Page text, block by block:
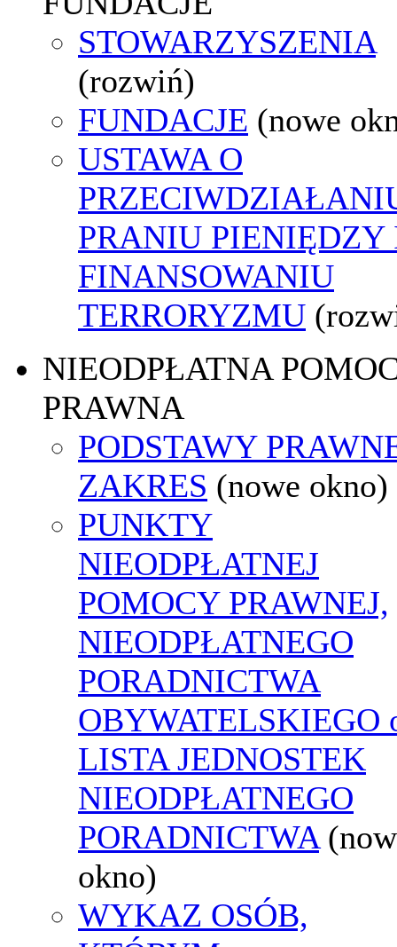
STOWARZYSZENIA
(rozwiń)
FUNDACJE (nowe
USTAWA O
PRANIU PIENIĘDZY
FINANSOWANIU
TERRORYZMU
NIEODPŁATNA
PRAWNA
PODSTAWY
ZAKRES (nowe okno)
PUNKTY
NIEODPŁATNEJ
POMOCY PRAWNEJ,
NIEODPŁATNEGO
PORADNICTWA
OBYWATELSKIEGO
LISTA JEDNOSTEK
NIEODPŁATNEGO
PORADNICTWA
okno)
WYKAZ OSÓB,